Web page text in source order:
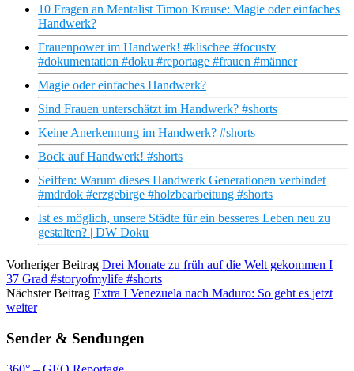
10 Fragen an Mentalist Timon Krause: Magie oder einfaches
Handwerk?
Frauenpower im Handwerk! #klischee #focustv
#dokumentation #doku #reportage #frauen #männer
Magie oder einfaches Handwerk?
Sind Frauen unterschätzt im Handwerk? #shorts
Keine Anerkennung im Handwerk? #shorts
Bock auf Handwerk! #shorts
Seiffen: Warum dieses Handwerk Generationen verbindet
#mdrdok #erzgebirge #holzbearbeitung #shorts
Ist es möglich, unsere Städte für ein besseres Leben neu zu
gestalten? | DW Doku
Vorheriger Beitrag Drei Monate zu früh auf die Welt gekommen I
37 Grad #storyofmylife #shorts
Nächster Beitrag Extra I Venezuela nach Maduro: So geht es jetzt
weiter
Sender & Sendungen